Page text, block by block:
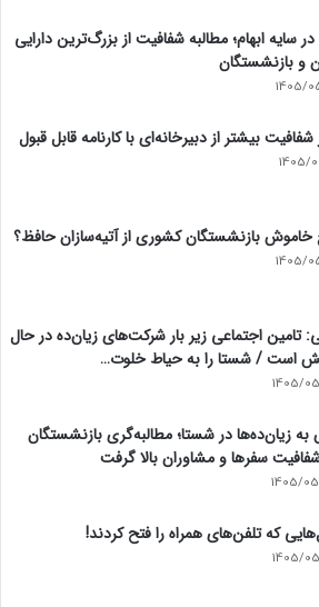
سایه ابهام؛ مطالبه شفافیت از بزرگ‌ترین دارایی
و بازنشستگان
1405/
شفافیت بیشتر از دبیرخانه‌ای با کارنامه قابل قبول
1405/
بازنشستگان کشوری از آتیه‌سازان حافظ؟
1405/
تامین اجتماعی زیر بار شرکت‌های زیان‌ده در حال
است / شستا را به حیاط خلوت…
1405/
به زیان‌ده‌ها در شستا؛ مطالبه‌گری بازنشستگان
سفرها و مشاوران بالا گرفت
1405/
که تلفن‌های همراه را فتح کردند!
1405/